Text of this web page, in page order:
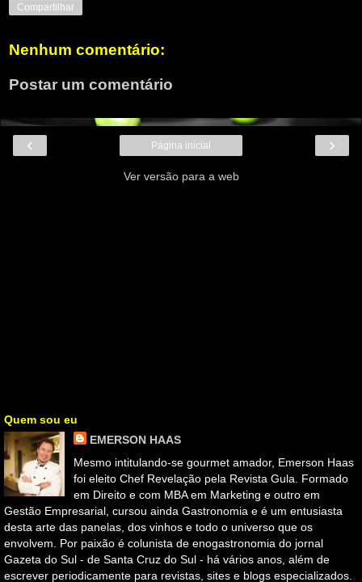
Compartilhar
Nenhum comentário:
Postar um comentário
‹ ›
Página inicial
Ver versão para a web
Quem sou eu
EMERSON HAAS
Mesmo intitulando-se gourmet amador, Emerson Haas
foi eleito Chef Revelação pela Revista Gula. Formado
em Direito e com MBA em Marketing e outro em
Gestão Empresarial, cursou ainda Gastronomia e é um entusiasta
desta arte das panelas, dos vinhos e todo o universo que os
envolvem. Por paixão é colunista de enogastronomia do jornal
Gazeta do Sul - de Santa Cruz do Sul - há vários anos, além de
escrever periodicamente para revistas, sites e blogs especializados.